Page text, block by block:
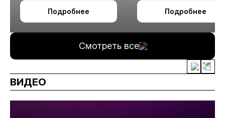
октября в Алматы
Подробнее
технологии
измельчения
Подробнее
Смотреть все
ВИДЕО